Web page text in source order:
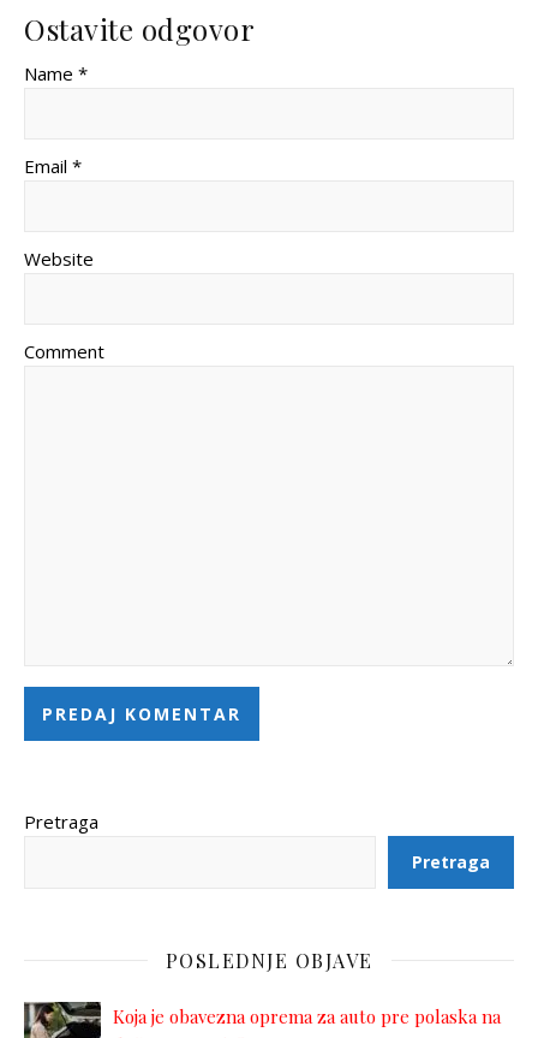
Ostavite odgovor
Name *
Email *
Website
Comment
Pretraga
Pretraga
POSLEDNJE OBJAVE
Koja je obavezna oprema za auto pre polaska na